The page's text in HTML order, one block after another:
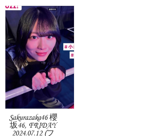
Sakurazaka46 櫻
坂46, FRIDAY
2024.07.12 (フ